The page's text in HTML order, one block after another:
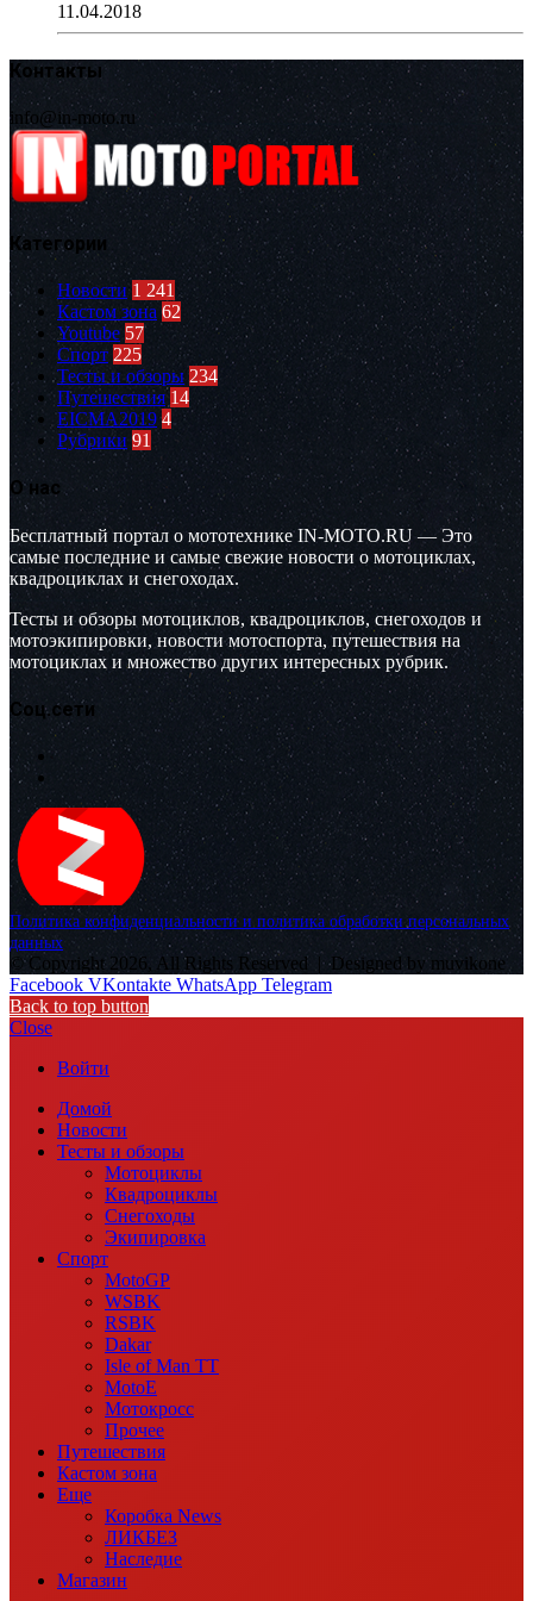
11.04.2018
Контакты
info@in-moto.ru
Категории
Новости 1 241
Кастом зона 62
Youtube 57
Спорт 225
Тесты и обзоры 234
Путешествия 14
EICMA2019 4
Рубрики 91
О нас
Бесплатный портал о мототехнике IN-MOTO.RU — Это
самые последние и самые свежие новости о мотоциклах,
квадроциклах и снегоходах.
Тесты и обзоры мотоциклов, квадроциклов, снегоходов и
мотоэкипировки, новости мотоспорта, путешествия на
мотоциклах и множество других интересных рубрик.
Соц.сети
Политика конфиденциальности и политика обработки персональных
данных
© Copyright 2026, All Rights Reserved |Designed by muvikone
Facebook VKontakte WhatsApp Telegram
Back to top button
Close
Войти
Домой
Новости
Тесты и обзоры
Мотоциклы
Квадроциклы
Снегоходы
Экипировка
Спорт
MotoGP
WSBK
RSBK
Dakar
Isle of Man TT
MotoE
Мотокросс
Прочее
Путешествия
Кастом зона
Еще
Коробка News
ЛИКБЕЗ
Наследие
Магазин